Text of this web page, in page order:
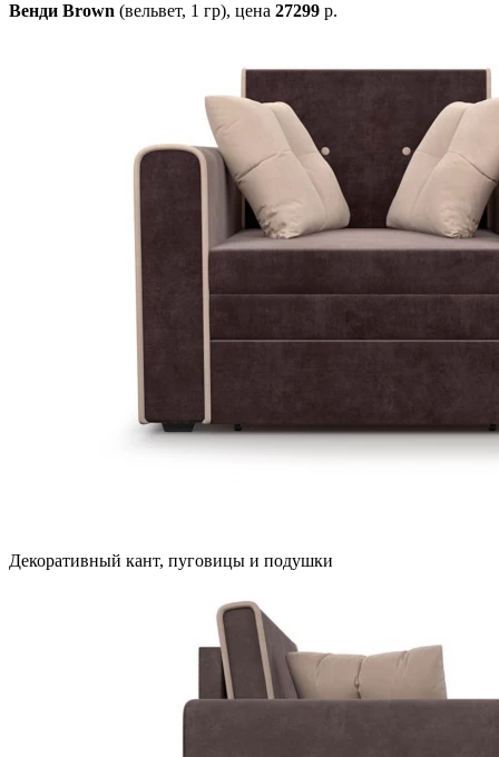
Венди Brown (вельвет, 1 гр), цена 27299 р.
Декоративный кант, пуговицы и подушки